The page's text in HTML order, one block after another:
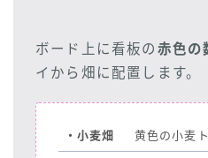
ボード上に看板の 赤色の
イから畑に配置します。
・小麦畑 黄色の小麦